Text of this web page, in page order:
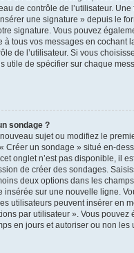
de contrôle de l’utilisateur. Une
une signature » depuis le
signature. Vous pouvez
à tous vos messages en cochant
de l’utilisateur. Si vous
utile de spécifier sur chaque
sondage ?
sujet ou modifiez le
Créer un sondage » situé en-
onglet n’est pas disponible, il
de créer des sondages.
deux options dans les
insérée sur une nouvelle ligne.
utilisateurs peuvent insérer en
par utilisateur ». Vous pouvez
en jours et autoriser ou non les